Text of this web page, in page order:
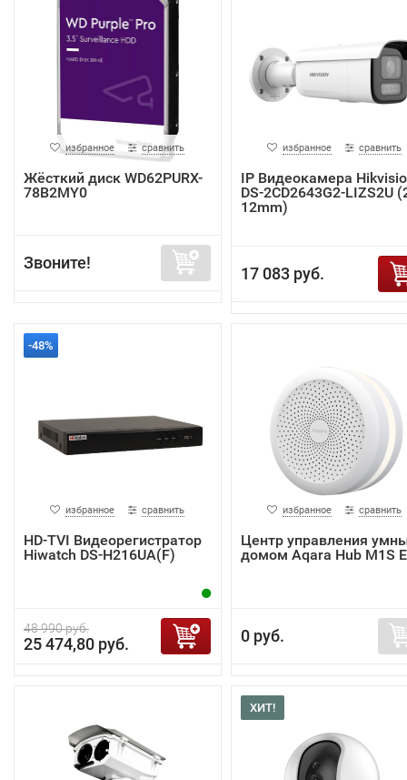
избранное сравнить
Жёсткий диск WD62PURX-
78B2MY0
Звоните!
избранное сравнить
IP Видеокамера
DS-2CD2643G2-LIZS2U
12mm)
17 083 руб.
-48%
избранное сравнить
HD-TVI Видеорегистратор
Hiwatch DS-H216UA(F)
48 990 руб.
25 474,80 руб.
избранное сравнить
Центр управления
домом Aqara Hub M1S
0 руб.
ХИТ!